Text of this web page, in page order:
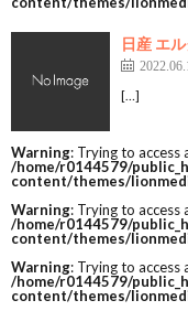
日産 エ
[…]
Warning: Trying to access
/home/r0144579/
content/themes/
Warning: Trying to access
/home/r0144579/
content/themes/
Warning: Trying to access
/home/r0144579/
content/themes/